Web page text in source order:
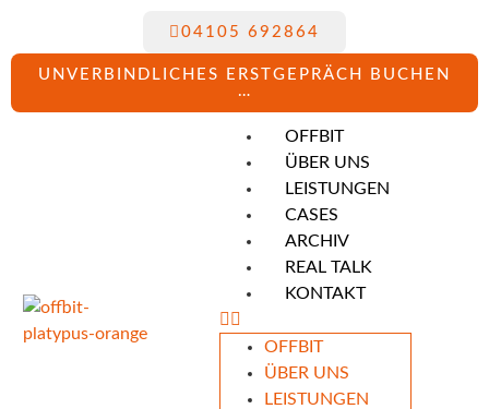
UNVERBINDLICHES ERSTGEPRÄCH BUCHEN
…
04105 692864
OFFBIT
ÜBER UNS
LEISTUNGEN
CASES
ARCHIV
REAL TALK
KONTAKT
OFFBIT
ÜBER UNS
LEISTUNGEN